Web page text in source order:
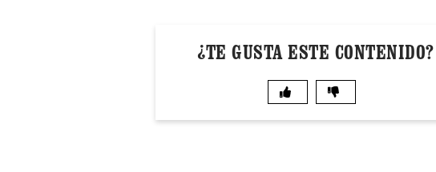
¿TE GUSTA ESTE CONTENIDO?